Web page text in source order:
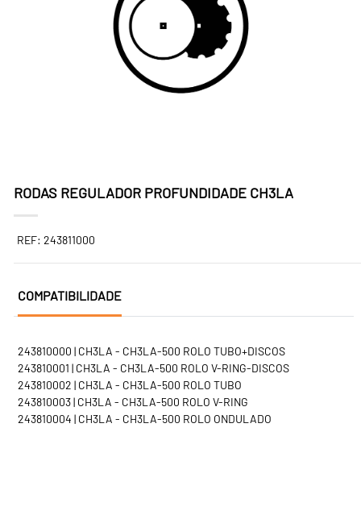
RODAS REGULADOR PROFUNDIDADE CH3LA
REF: 243811000
COMPATIBILIDADE
243810000 | CH3LA - CH3LA-500 ROLO TUBO+DISCOS
243810001 | CH3LA - CH3LA-500 ROLO V-RING-DISCOS
243810002 | CH3LA - CH3LA-500 ROLO TUBO
243810003 | CH3LA - CH3LA-500 ROLO V-RING
243810004 | CH3LA - CH3LA-500 ROLO ONDULADO